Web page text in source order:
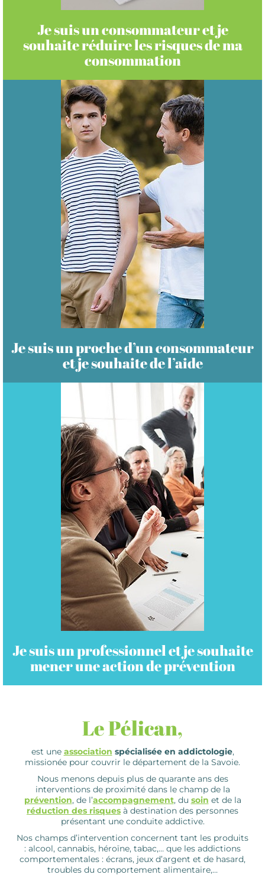
Je suis un consommateur et je
souhaite réduire les risques de ma
consommation
Je suis un proche d’un consommateur
et je souhaite de l’aide
Je suis un professionnel et je souhaite
mener une action de prévention
Le Pélican,
est une association spécialisée en addictologie,
missionée pour couvrir le département de la Savoie.
Nous menons depuis plus de quarante ans des
interventions de proximité dans le champ de la
prévention, de l’accompagnement, du soin et de la
réduction des risques à destination des personnes
présentant une conduite addictive.
Nos champs d’intervention concernent tant les produits
: alcool, cannabis, héroïne, tabac,… que les addictions
comportementales : écrans, jeux d’argent et de hasard,
troubles du comportement alimentaire,…